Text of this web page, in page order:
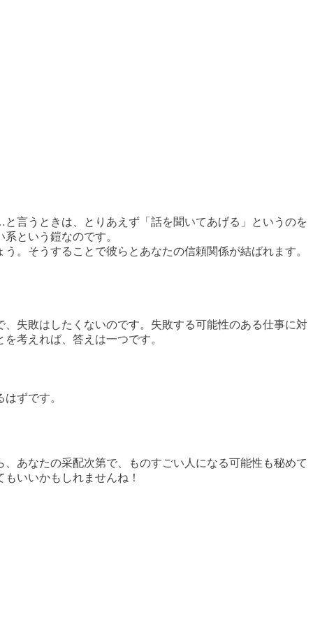
言うときは、とりあえず「話を聞いてあげる」というのを
という鎧なのです。
。そうすることで彼らとあなたの信頼関係が結ばれます。
失敗はしたくないのです。失敗する可能性のある仕事に対
考えれば、答えは一つです。
ずです。
あなたの采配次第で、ものすごい人になる可能性も秘めて
いいかもしれませんね！